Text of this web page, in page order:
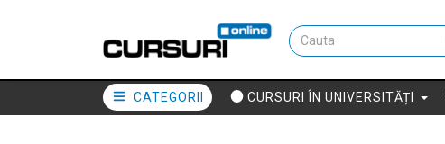
CATEGORII CURSURI ÎN UNIVERSITĂȚI